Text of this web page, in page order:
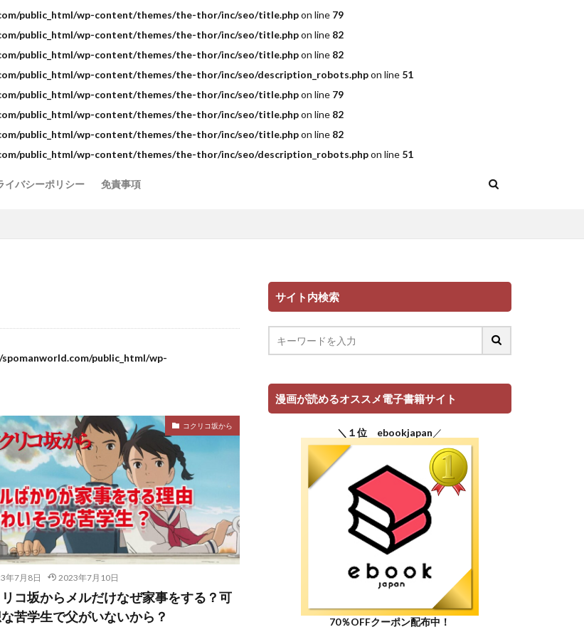
public_html/wp-content/themes/the-thor/inc/seo/title.phpon line 79
public_html/wp-content/themes/the-thor/inc/seo/title.phpon line 82
public_html/wp-content/themes/the-thor/inc/seo/title.phpon line 82
public_html/wp-content/themes/the-thor/inc/seo/description_robots.phpon line 51
public_html/wp-content/themes/the-thor/inc/seo/title.phpon line 79
public_html/wp-content/themes/the-thor/inc/seo/title.phpon line 82
public_html/wp-content/themes/the-thor/inc/seo/title.phpon line 82
public_html/wp-content/themes/the-thor/inc/seo/description_robots.phpon line 51
イバシーポリシー 免責事項
public_html/wp-
コクリコ坂から
年7月8日 2023年7月10日
コ坂からメルだけなぜ家事をする？可
苦学生で父がいないから？
サイト内検索
漫画が読めるオススメ電子書籍サイト
＼１位 ebookjapan ／
70％OFFクーポン配布中！